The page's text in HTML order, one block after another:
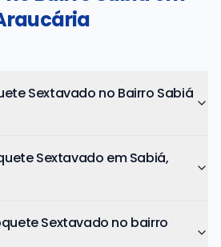
Sextavado no Bairro Sabiá
Sextavado em Sabiá,
Sextavado no bairro